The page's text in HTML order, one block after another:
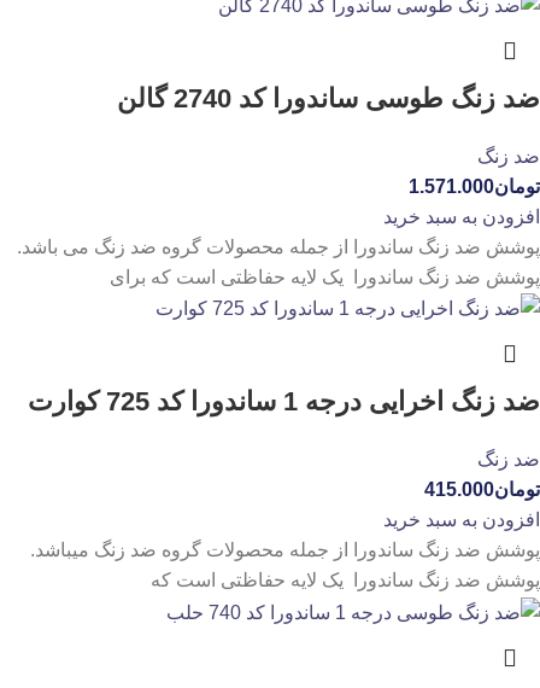
ضد زنگ طوسی ساندورا کد 2740 گالن
ضد زنگ
تومان1.571.000
افزودن به سبد خرید
پوشش ضد زنگ ساندورا از جمله محصولات گروه ضد زنگ می باشد.
پوشش ضد زنگ ساندورا یک لایه حفاظتی است که برای
ضد زنگ اخرایی درجه 1 ساندورا کد 725 کوارت
ضد زنگ
تومان415.000
افزودن به سبد خرید
پوشش ضد زنگ ساندورا از جمله محصولات گروه ضد زنگ میباشد.
پوشش ضد زنگ ساندورا یک لایه حفاظتی است که